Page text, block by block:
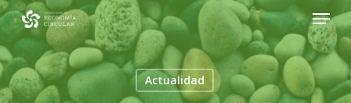
Skip
main
content
Menu
Actualidad
Close
Menu